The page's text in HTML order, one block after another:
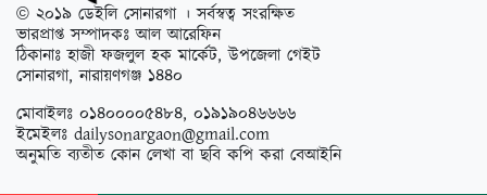
© ২০১৯ ডেইলি সোনারগা । সর্বস্বত্ব সংরক্ষিত
ভারপ্রাপ্ত সম্পাদকঃ আল আরেফিন
ঠিকানাঃ হাজী ফজলুল হক মার্কেট, উপজেলা গেইট
সোনারগা, নারায়ণগঞ্জ ১৪৪০
মোবাইলঃ ০১৪০০০০৫৪৮৪, ০১৯১৯০৪৬৬৬৬
ইমেইলঃ dailysonargaon@gmail.com
অনুমতি ব্যতীত কোন লেখা বা ছবি কপি করা বেআইনি